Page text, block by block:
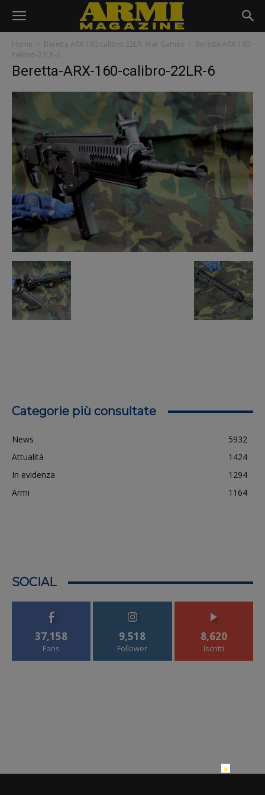
Home Beretta ARX-160 calibro 22LR: War Games
Beretta-ARX-160-
calibro-22LR-6
Beretta-ARX-160-calibro-22LR-6
Categorie più consultate
News
5932
Attualità
1424
In evidenza
1294
Armi
1164
SOCIAL
37,158
Fans
9,518
Follower
8,620
Iscritti
×